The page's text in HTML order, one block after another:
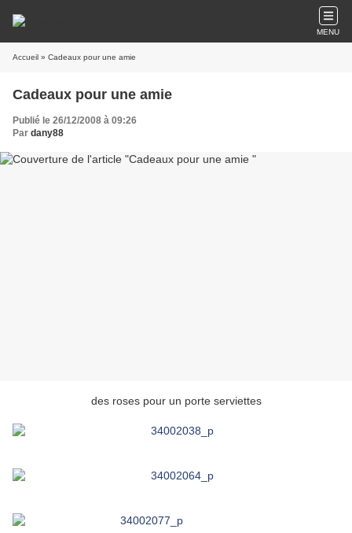
MENU
Accueil » Cadeaux pour une amie
Cadeaux pour une amie
Publié le 26/12/2008 à 09:26
Par dany88
des roses pour un porte serviettes